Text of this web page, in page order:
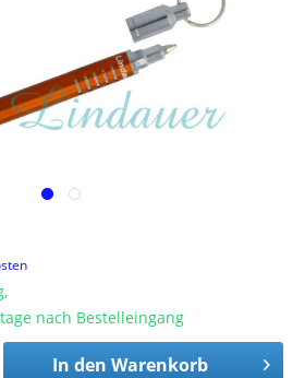
nach Bestelleingang
In den Warenkorb